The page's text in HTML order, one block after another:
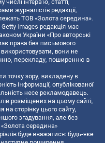
числі інтерв’ю, статті,
журналістів редакції,
ТОВ «Золота середина».
Getty Images редакція має
України «Про авторські
права без письмового
вони не
перекладу, поширенню в
точку зору, викладену в
інформації, опублікованої
несе рекламодавець.
розміщених на цьому сайті,
на сторінку цього сайту,
згадування, але без
середина»
буде вважатися: будь-яке